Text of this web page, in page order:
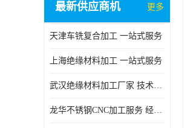
最新供应商机 更多
天津车铣复合加工 一站式服务
上海绝缘材料加工 一站式服务
武汉绝缘材料加工厂家 技术成熟
龙华不锈钢CNC加工服务 经验丰富